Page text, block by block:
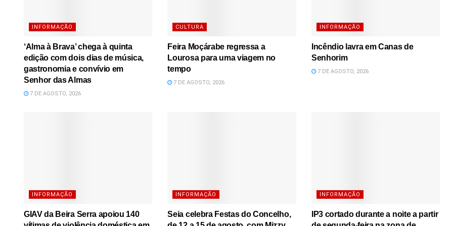
INFORMAÇÃO
‘Alma à Brava’ chega à quinta
edição com dois dias de música,
gastronomia e convívio em
Senhor das Almas
7 DE AGOSTO, 2026
CULTURA
Feira Moçárabe regressa a
Lourosa para uma viagem no
tempo
7 DE AGOSTO, 2026
INFORMAÇÃO
Incêndio lavra em Canas de
Senhorim
7 DE AGOSTO, 2026
INFORMAÇÃO
GIAV da Beira Serra apoiou 140
INFORMAÇÃO
Seia celebra Festas do Concelho,
INFORMAÇÃO
IP3 cortado durante a noite a partir